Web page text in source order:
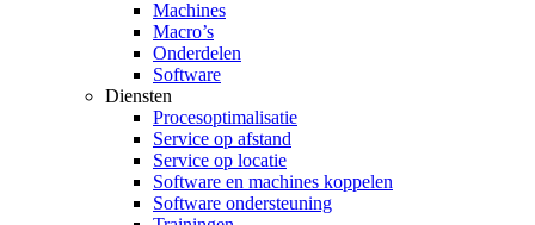
Machines
Macro’s
Onderdelen
Software
Diensten
Procesoptimalisatie
Service op afstand
Service op locatie
Software en machines koppelen
Software ondersteuning